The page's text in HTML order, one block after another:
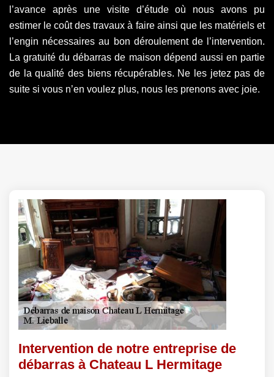
l’avance après une visite d’étude où nous avons pu
estimer le coût des travaux à faire ainsi que les matériels et
l’engin nécessaires au bon déroulement de l’intervention.
La gratuité du débarras de maison dépend aussi en partie
de la qualité des biens récupérables. Ne les jetez pas de
suite si vous n’en voulez plus, nous les prenons avec joie.
Intervention de notre entreprise de
débarras à Chateau L Hermitage